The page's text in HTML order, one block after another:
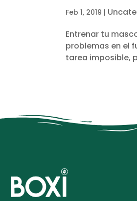
Feb 1, 2019 |
Entrenar tu
problemas en el
tarea imposible,